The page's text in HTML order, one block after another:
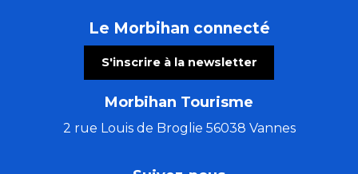
Visite commentée de l'exposition temporaire
Randonnée pédestre
Fest-Noz – Kenleur Tour
Du Val Sans Retour au Graal avec Guillaume
Guémené, cité des Rohan
Randonnée : Histoire locale de la Chouannerie
Le Morbihan connecté
S'inscrire à la newsletter
Morbihan Tourisme
2 rue Louis de Broglie 56038 Vannes